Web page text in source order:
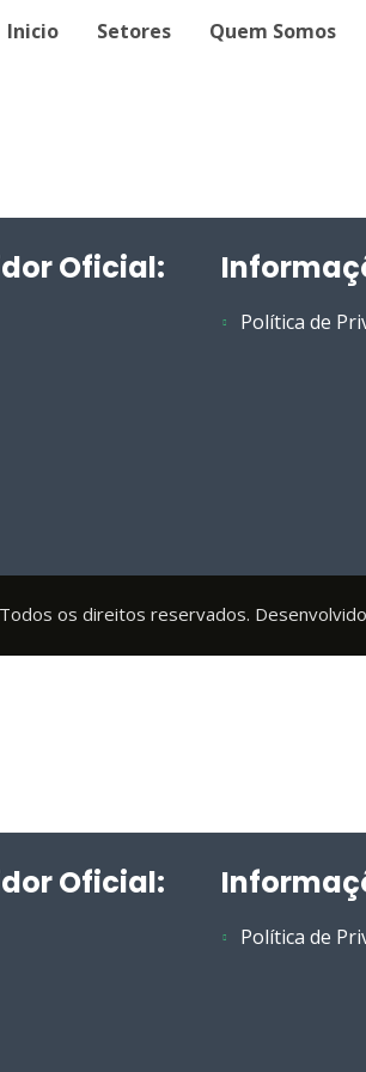
Inicio Setores Quem Somos
Oficial:
Política de
os direitos reservados.
Oficial:
Política de